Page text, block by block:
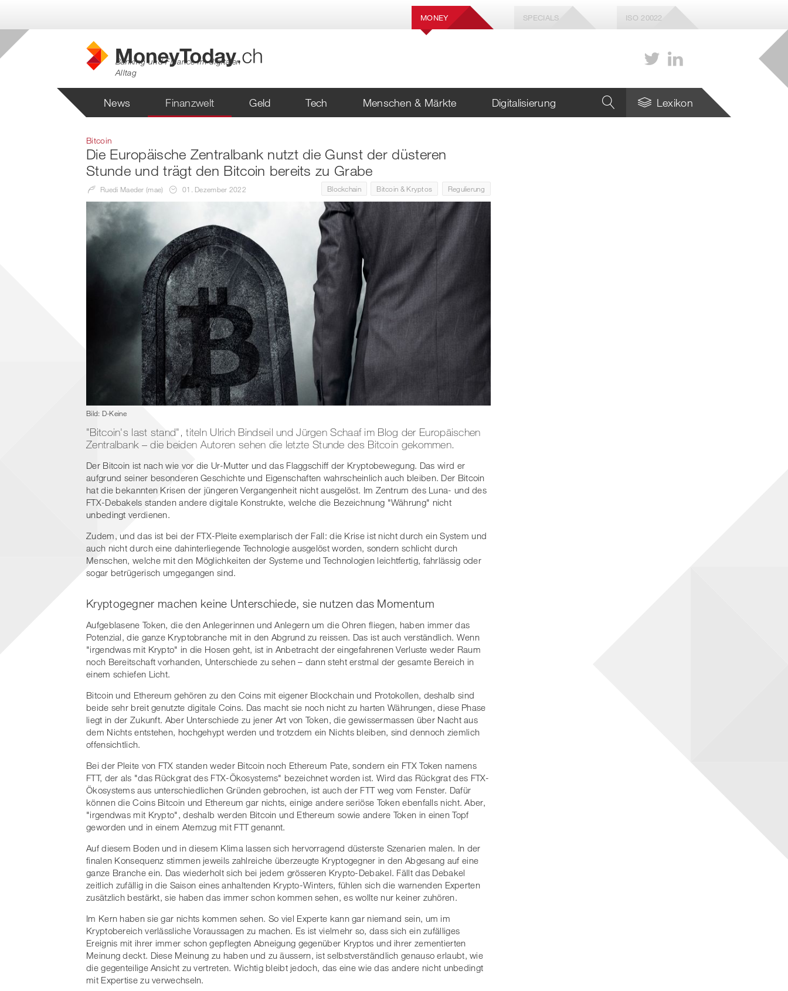
MONEY SPECIALS ISO 20022
Banking und Finance im digitalen
Alltag
News Finanzwelt Geld Tech Menschen & Märkte Digitalisierung Lexikon
Bitcoin
Die Europäische Zentralbank nutzt die Gunst der düsteren
Stunde und trägt den Bitcoin bereits zu Grabe
Ruedi Maeder (mae) 01. Dezember 2022 Blockchain Bitcoin & Kryptos Regulierung
Bild: D-Keine
"Bitcoin's last stand", titeln Ulrich Bindseil und Jürgen Schaaf im Blog der Europäischen
Zentralbank – die beiden Autoren sehen die letzte Stunde des Bitcoin gekommen.
Der Bitcoin ist nach wie vor die Ur-Mutter und das Flaggschiff der Kryptobewegung. Das wird er
aufgrund seiner besonderen Geschichte und Eigenschaften wahrscheinlich auch bleiben. Der Bitcoin
hat die bekannten Krisen der jüngeren Vergangenheit nicht ausgelöst. Im Zentrum des Luna- und des
FTX-Debakels standen andere digitale Konstrukte, welche die Bezeichnung "Währung" nicht
unbedingt verdienen.
Zudem, und das ist bei der FTX-Pleite exemplarisch der Fall: die Krise ist nicht durch ein System und
auch nicht durch eine dahinterliegende Technologie ausgelöst worden, sondern schlicht durch
Menschen, welche mit den Möglichkeiten der Systeme und Technologien leichtfertig, fahrlässig oder
sogar betrügerisch umgegangen sind.
Kryptogegner machen keine Unterschiede, sie nutzen das Momentum
Aufgeblasene Token, die den Anlegerinnen und Anlegern um die Ohren fliegen, haben immer das
Potenzial, die ganze Kryptobranche mit in den Abgrund zu reissen. Das ist auch verständlich. Wenn
"irgendwas mit Krypto" in die Hosen geht, ist in Anbetracht der eingefahrenen Verluste weder Raum
noch Bereitschaft vorhanden, Unterschiede zu sehen – dann steht erstmal der gesamte Bereich in
einem schiefen Licht.
Bitcoin und Ethereum gehören zu den Coins mit eigener Blockchain und Protokollen, deshalb sind
beide sehr breit genutzte digitale Coins. Das macht sie noch nicht zu harten Währungen, diese Phase
liegt in der Zukunft. Aber Unterschiede zu jener Art von Token, die gewissermassen über Nacht aus
dem Nichts entstehen, hochgehypt werden und trotzdem ein Nichts bleiben, sind dennoch ziemlich
offensichtlich.
Bei der Pleite von FTX standen weder Bitcoin noch Ethereum Pate, sondern ein FTX Token namens
FTT, der als "das Rückgrat des FTX-Ökosystems" bezeichnet worden ist. Wird das Rückgrat des FTX-
Ökosystems aus unterschiedlichen Gründen gebrochen, ist auch der FTT weg vom Fenster. Dafür
können die Coins Bitcoin und Ethereum gar nichts, einige andere seriöse Token ebenfalls nicht. Aber,
"irgendwas mit Krypto", deshalb werden Bitcoin und Ethereum sowie andere Token in einen Topf
geworden und in einem Atemzug mit FTT genannt.
Auf diesem Boden und in diesem Klima lassen sich hervorragend düsterste Szenarien malen. In der
finalen Konsequenz stimmen jeweils zahlreiche überzeugte Kryptogegner in den Abgesang auf eine
ganze Branche ein. Das wiederholt sich bei jedem grösseren Krypto-Debakel. Fällt das Debakel
zeitlich zufällig in die Saison eines anhaltenden Krypto-Winters, fühlen sich die warnenden Experten
zusätzlich bestärkt, sie haben das immer schon kommen sehen, es wollte nur keiner zuhören.
Im Kern haben sie gar nichts kommen sehen. So viel Experte kann gar niemand sein, um im
Kryptobereich verlässliche Voraussagen zu machen. Es ist vielmehr so, dass sich ein zufälliges
Ereignis mit ihrer immer schon gepflegten Abneigung gegenüber Kryptos und ihrer zementierten
Meinung deckt. Diese Meinung zu haben und zu äussern, ist selbstverständlich genauso erlaubt, wie
die gegenteilige Ansicht zu vertreten. Wichtig bleibt jedoch, das eine wie das andere nicht unbedingt
mit Expertise zu verwechseln.